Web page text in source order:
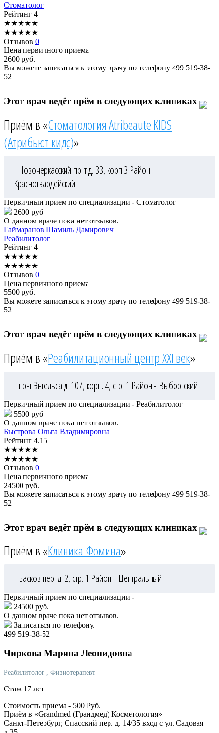
Стоматолог
Рейтинг 4
★★★★★
★★★★★
Отзывов 0
Цена первичного приема
2600 руб.
Вы можете записаться к этому врачу по телефону 499 519-38-
52
Этот врач ведёт прём в следующих клиниках
Приём в «Стоматология Atribeaute KIDS
(Атрибьют кидс)»
Новочеркасский пр-т д. 33, корп.3 Район -
Красногвардейский
Первичный прием по специализации - Стоматолог
2600 руб.
О данном враче пока нет отзывов.
Гаймаранов Шамиль Дамирович
Реабилитолог
Рейтинг 4
★★★★★
★★★★★
Отзывов 0
Цена первичного приема
5500 руб.
Вы можете записаться к этому врачу по телефону 499 519-38-
52
Этот врач ведёт прём в следующих клиниках
Приём в «Реабилитационный центр XXI век»
пр-т Энгельса д. 107, корп. 4, стр. 1 Район - Выборгский
Первичный прием по специализации - Реабилитолог
5500 руб.
О данном враче пока нет отзывов.
Быстрова Ольга Владимировна
Рейтинг 4.15
★★★★★
★★★★★
Отзывов 0
Цена первичного приема
24500 руб.
Вы можете записаться к этому врачу по телефону 499 519-38-
52
Этот врач ведёт прём в следующих клиниках
Приём в «Клиника Фомина»
Басков пер. д. 2, стр. 1 Район - Центральный
Первичный прием по специализации -
24500 руб.
О данном враче пока нет отзывов.
Записаться по телефону.
499 519-38-52
Чиркова Марина Леонидовна
Реабилитолог , Физиотерапевт
Стаж 17 лет
Стоимость приема - 500 Руб.
Приём в «Grandmed (Грандмед) Косметология»
Санкт-Петербург, Спасский пер. д. 14/35 вход с ул. Садовая